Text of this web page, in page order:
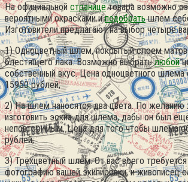
На официальной страницетовара возможно
вероятными окрасками иподобратьшлем
Изготовители предлагают на выбор четыре
1) Одноцветный шлем, покрытый слоем
блестящего лака. Возможно выбратьлюбой
собственный вкус. Цена одноцветного шлема
15950 рублей;
2) На шлем наносятся два цвета. По
изготовить эскиз для шлема, дабы он был
неповторимым. Цена для того чтобы шлема
рублей;
3) Трёхцветный шлем. От вас всего требуется
фотографию вашей экипировки, и живописец